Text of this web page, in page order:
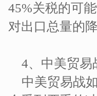
45%关税的可
对出口总量的
4、中美贸
中美贸易战